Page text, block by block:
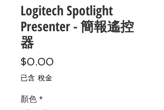
Logitech Spotlight
Presenter - 簡報遙控
器
$0.00
已含 稅金
顏色 *